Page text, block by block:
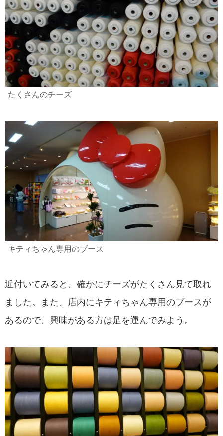
たくさんのチーズ
キティちゃん専用のブース
近付いてみると、確かにチーズがたくさん見て取れ
ました。また、店内にキティちゃん専用のブースが
あるので、興味がある方は足を運んでみよう。